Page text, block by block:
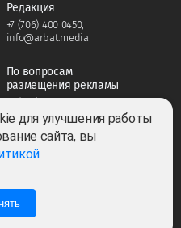
Редакция
+7 (706) 400 0450,
info@arbat.media
По вопросам
размещения рекламы
adv@arbat.media
— ТОО «ARBAT MEDIA
для улучшения работы
сайта, вы